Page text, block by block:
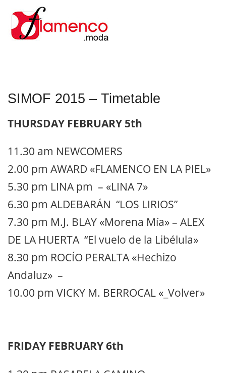
SIMOF 2015 – Timetable
THURSDAY FEBRUARY 5th
11.30 am NEWCOMERS
2.00 pm AWARD «FLAMENCO EN LA PIEL»
5.30 pm LINA pm – «LINA 7»
6.30 pm ALDEBARÁN “LOS LIRIOS”
7.30 pm M.J. BLAY «Morena Mía» – ALEX
DE LA HUERTA “El vuelo de la Libélula»
8.30 pm ROCÍO PERALTA «Hechizo
Andaluz» –
10.00 pm VICKY M. BERROCAL «_Volver»
FRIDAY FEBRUARY 6th